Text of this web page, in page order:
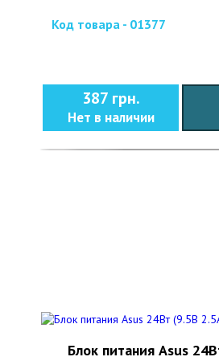
Код товара - 01377
387 грн.
Нет в наличии
Блок питания Asus